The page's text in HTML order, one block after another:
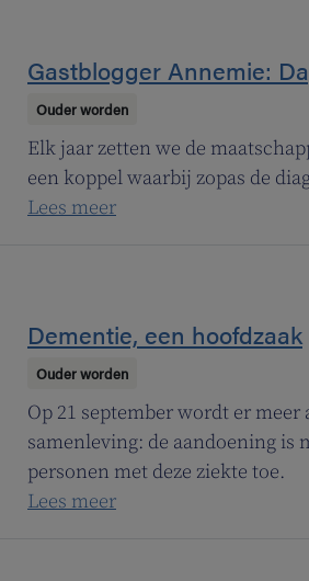
Gastblogger Annemie:
Ouder worden
Elk jaar zetten we de
een koppel waarbij zopas de
Lees meer
Dementie, een hoofdzaak
Ouder worden
Op 21 september wordt er
samenleving: de aandoening is
personen met deze ziekte toe.
Lees meer